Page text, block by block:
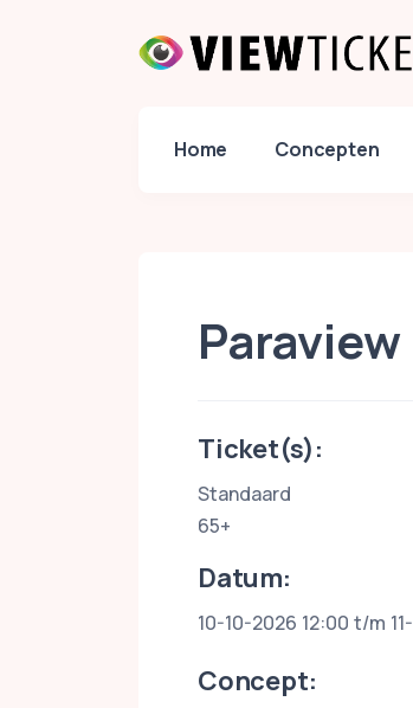
Home Concepten
Paraview
Ticket(s):
Standaard
65+
Datum:
10-10-2026 12:00 t/m
Concept: